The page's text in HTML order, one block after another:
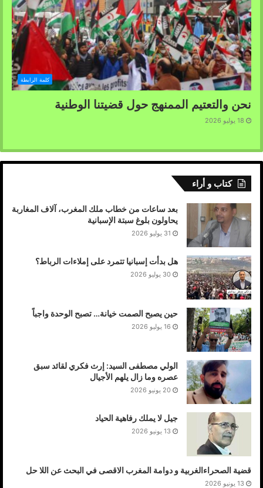
كلمة الرابطة
نحن والتعتيم الممنهج حول قضيتنا الوطنية
18 يوليو 2026
كتاب و أراء
بعد ساعات من خطاب ملك المغرب، آلاف المغاربة
يحاولون بلوغ سبتة الإسبانية
31 يوليو 2026
هل بدأت إسبانيا تتمرد على إملاءات الرباط؟
30 يوليو 2026
حين يصبح الصمت خيانة… تصبح الوحدة واجباً
16 يوليو 2026
الولي مصطفى السيد: إرث فكري لقائد سبق
عصره وما زال يلهم الأجيال
20 يونيو 2026
جيل لا يملك رفاهية الحياد
13 يونيو 2026
قضية الصحراءالغربية و دوامة المغرب الاقصى في البحث عن اللا حل
13 يونيو 2026